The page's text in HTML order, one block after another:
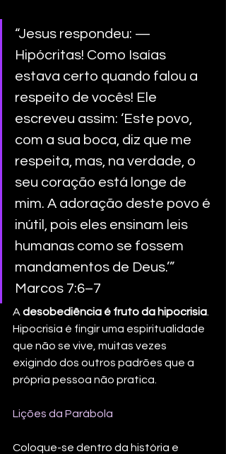
“Jesus respondeu: —
Hipócritas! Como Isaías
estava certo quando falou a
respeito de vocês! Ele
escreveu assim: ‘Este povo,
com a sua boca, diz que me
respeita, mas, na verdade, o
seu coração está longe de
mim. A adoração deste povo é
inútil, pois eles ensinam leis
humanas como se fossem
mandamentos de Deus.’”
Marcos 7:6–7
A desobediência é fruto da hipocrisia
Hipocrisia é fingir uma espiritualidade
que não se vive, muitas vezes
exigindo dos outros padrões que a
própria pessoa não pratica.
Lições da Parábola
Coloque-se dentro da história e